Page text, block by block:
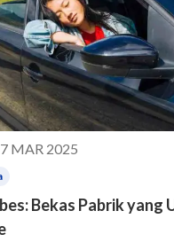
MAR 2025
Bekas Pabrik yang